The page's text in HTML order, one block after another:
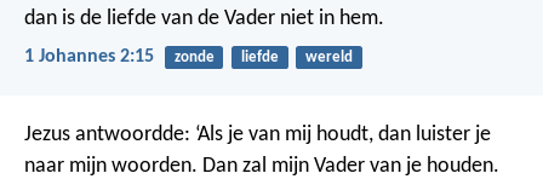
dan is de liefde van de Vader niet in hem.
1 Johannes 2:15 zonde liefde wereld
Jezus antwoordde: ‘Als je van mij houdt, dan luister je
naar mijn woorden. Dan zal mijn Vader van je houden.